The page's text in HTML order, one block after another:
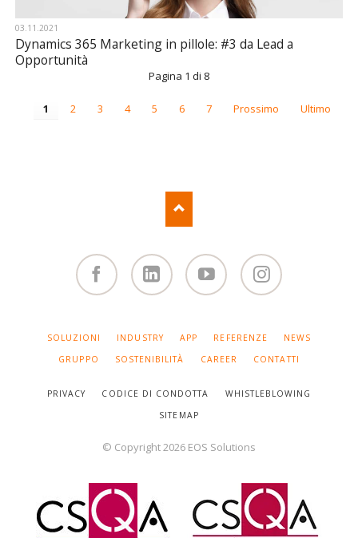
03.11.2021
Dynamics 365 Marketing in pillole: #3 da Lead a
Opportunità
Pagina 1 di 8
1 2 3 4 5 6 7 Prossimo Ultimo
SALTA
NAVIGAZIONE
SOLUZIONI INDUSTRY APP REFERENZE
NEWS
GRUPPO
SOSTENIBILITÀ CAREER CONTATTI
PRIVACY CODICE DI CONDOTTA
WHISTLEBLOWING
SITEMAP
© Copyright 2026 EOS Solutions